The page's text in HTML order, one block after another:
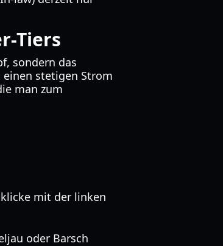
Tiers
sondern das
stetigen Strom
man zum
klicke mit der linken
oder Barsch